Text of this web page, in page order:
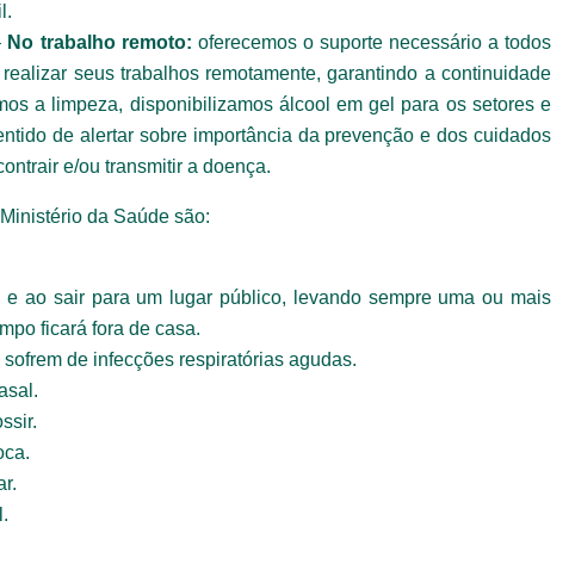
No trabalho remoto: oferecemos o suporte necessário a todos
seus trabalhos remotamente, garantindo a continuidade
a limpeza, disponibilizamos álcool em gel para os setores e
de alertar sobre importância da prevenção e dos cuidados
e/ou transmitir a doença.
da Saúde são:
ao sair para um lugar público, levando sempre uma ou mais
ficará fora de casa.
de infecções respiratórias agudas.
Trabalhe conosco
sólida, ética e comprometida com o bem-estar dos seus